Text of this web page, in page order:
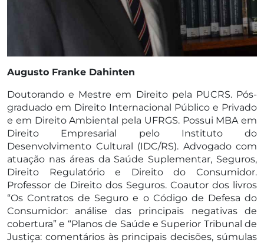
Augusto Franke Dahinten
Doutorando e Mestre em Direito pela PUCRS. Pós-
graduado em Direito Internacional Público e Privado
e em Direito Ambiental pela UFRGS. Possui MBA em
Direito Empresarial pelo Instituto do
Desenvolvimento Cultural (IDC/RS). Advogado com
atuação nas áreas da Saúde Suplementar, Seguros,
Direito Regulatório e Direito do Consumidor.
Professor de Direito dos Seguros. Coautor dos livros
“Os Contratos de Seguro e o Código de Defesa do
Consumidor: análise das principais negativas de
cobertura” e “Planos de Saúde e Superior Tribunal de
Justiça: comentários às principais decisões, súmulas